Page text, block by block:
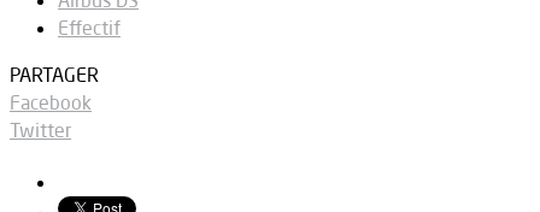
Effectif
PARTAGER
Facebook
Twitter